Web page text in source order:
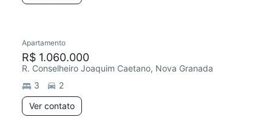
Apartamento
R$ 1.060.000
R. Conselheiro Joaquim Caetano, Nova Granada
3
2
Ver contato